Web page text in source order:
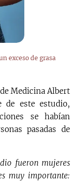
exceso de grasa
Medicina Albert
de este estudio,
se habían
pasadas de
fueron mujeres
muy importante: